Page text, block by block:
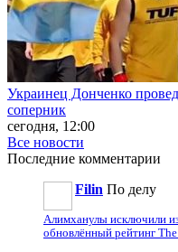
Украинец Донченко
соперник
сегодня, 12:00
Все новости
Последние комментарии
Filin По делу
Алимханулы исключили
обновлённый рейтинг